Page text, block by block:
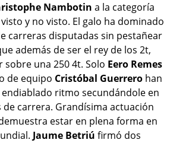
Nambotin a la categoría
y no visto. El galo ha dominado
carreras disputadas sin pestañear
además de ser el rey de los 2t,
una 250 4t. Solo Eero Remes
de equipo Cristóbal Guerrero han
ritmo secundándole en
carrera. Grandísima actuación
estar en plena forma en
Jaume Betriú firmó dos